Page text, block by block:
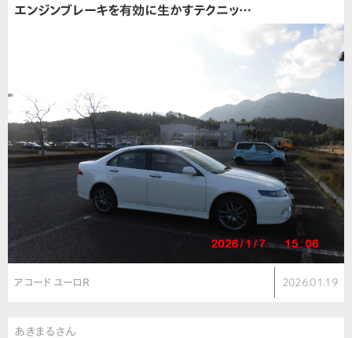
エンジンブレーキを有効に生かすテクニッ…
アコード ユーロR 2026.01.19
あきまるさん